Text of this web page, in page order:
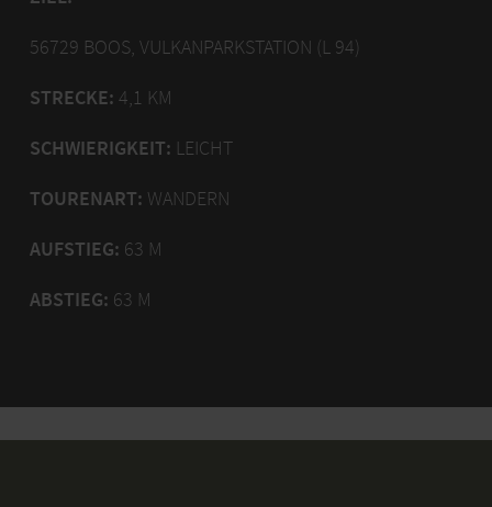
56729 BOOS, VULKANPARKSTATION (L 94)
STRECKE: 4,1 KM
SCHWIERIGKEIT: LEICHT
TOURENART: WANDERN
AUFSTIEG: 63 M
ABSTIEG: 63 M